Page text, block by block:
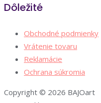
Dôležité
Obchodné podmienky
Vrátenie tovaru
Reklamácie
Ochrana súkromia
Copyright © 2026 BAJOart